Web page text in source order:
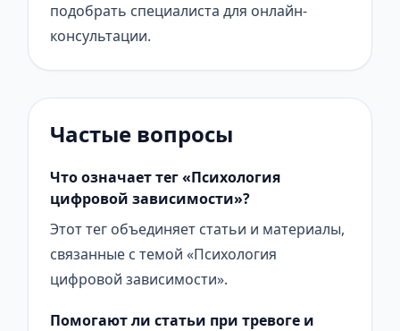
подобрать специалиста для онлайн-
консультации.
Частые вопросы
Что означает тег «Психология
цифровой зависимости»?
Этот тег объединяет статьи и материалы,
связанные с темой «Психология
цифровой зависимости».
Помогают ли статьи при тревоге и